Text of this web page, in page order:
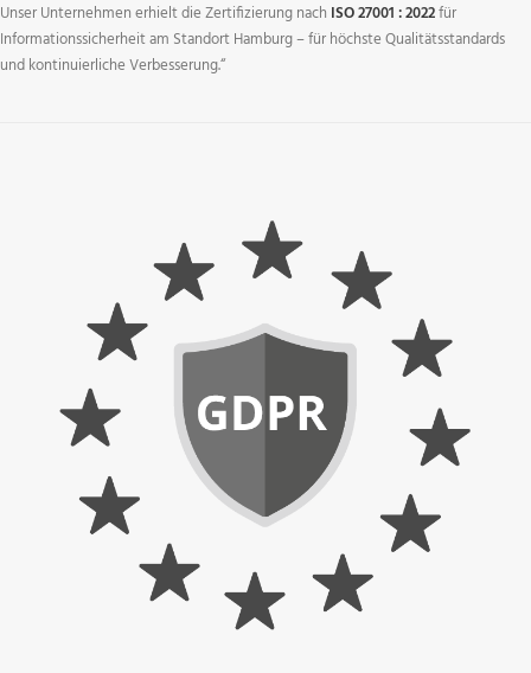
Unser Unternehmen erhielt die Zertifizierung nach ISO 27001 : 2022für
Informationssicherheit am Standort Hamburg – für höchste Qualitätsstandards
und kontinuierliche Verbesserung.“